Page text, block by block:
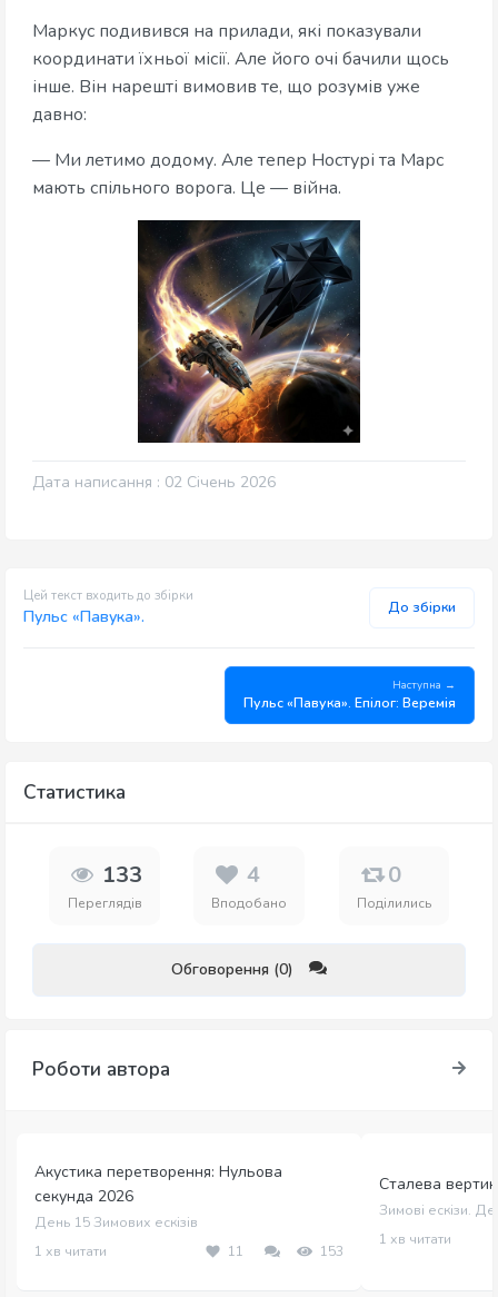
Маркус подивився на прилади, які показували
координати їхньої місії. Але його очі бачили щось
інше. Він нарешті вимовив те, що розумів уже
давно:
— Ми летимо додому. Але тепер Ностурі та Марс
мають спільного ворога. Це — війна.
Дата написання : 02 Січень 2026
Цей текст входить до збірки
Пульс «Павука». До збірки
Наступна →
Пульс «Павука». Епілог: Веремія
Статистика
133
Переглядів
4
Вподобано
0
Поділились
Обговорення (0)
Роботи автора
Акустика перетворення: Нульова
секунда 2026
День 15 Зимових ескізів
1 хв читати
11 153
Сталева
Зимові ескізи.
1 хв читати